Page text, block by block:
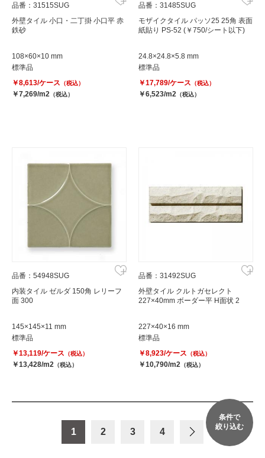
品番：31515SUG
外壁タイル 小口・二丁掛 小口平 赤
鉄砂
108×60×10 mm
標準品
￥8,613/ケース （税込）
￥7,269/m2 （税込）
品番：31485SUG
モザイクタイル パッソ25 25角 表面
紙貼り PS-52 (￥750/シート以下)
24.8×24.8×5.8 mm
標準品
￥17,789/ケース （税込）
￥6,523/m2 （税込）
品番：54948SUG
内装タイル ゼルダ 150角 レリーフ
面 300
145×145×11 mm
標準品
￥13,119/ケース （税込）
￥13,428/m2 （税込）
品番：31492SUG
外壁タイル クルトガセレクト
227×40mm ボーダー平 H面状 2
227×40×16 mm
標準品
￥8,923/ケース （税込）
￥10,790/m2 （税込）
1 2 3 4
条件で
絞り込む